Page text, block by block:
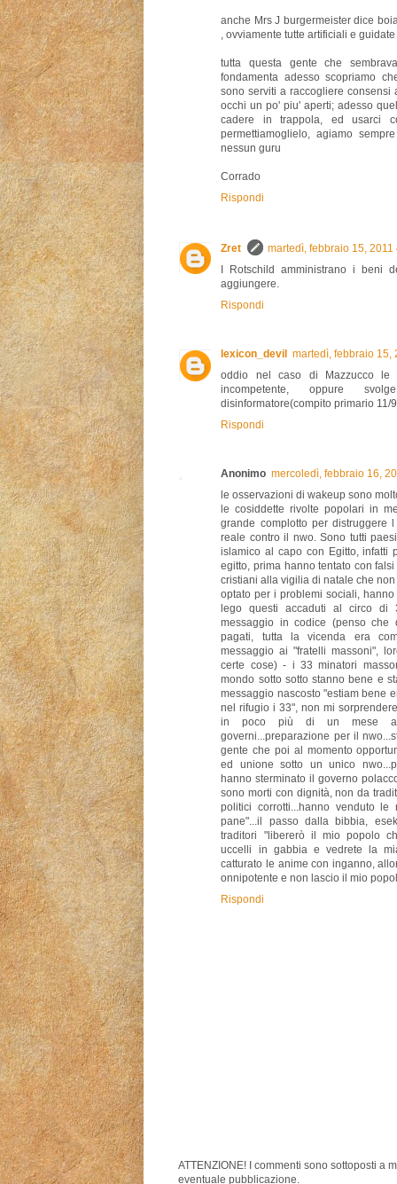
anche Mrs J burgermeister dice
, ovviamente tutte artificiali e
tutta questa gente che
fondamenta adesso scopriamo
sono serviti a raccogliere
occhi un po' piu' aperti; adesso
cadere in trappola, ed usarci
permettiamoglielo, agiamo
nessun guru
Corrado
Rispondi
Zret
martedì, febbraio 15, 2011
I Rotschild amministrano i beni
aggiungere.
Rispondi
lexicon_devil
martedì, febbraio 15,
oddio nel caso di Mazzucco
incompetente, oppure
disinformatore(compito primario 11/
Rispondi
Anonimo mercoledì, febbraio 16,
le osservazioni di wakeup sono
le cosiddette rivolte popolari in
grande complotto per distruggere
reale contro il nwo. Sono tutti
islamico al capo con Egitto, infatti
egitto, prima hanno tentato con
cristiani alla vigilia di natale che
optato per i problemi sociali,
lego questi accaduti al circo
messaggio in codice (penso che
pagati, tutta la vicenda era
messaggio ai "fratelli massoni",
certe cose) - i 33 minatori
mondo sotto sotto stanno bene e
messaggio nascosto "estiam bene
nel rifugio i 33", non mi
in poco più di un mese
governi...preparazione per il
gente che poi al momento
ed unione sotto un unico
hanno sterminato il governo
sono morti con dignità, non da
politici corrotti...hanno venduto
pane"...il passo dalla bibbia,
traditori "libererò il mio popolo
uccelli in gabbia e vedrete la
catturato le anime con inganno,
onnipotente e non lascio il mio
Rispondi
ATTENZIONE! I commenti sono sottoposti a
eventuale pubblicazione.